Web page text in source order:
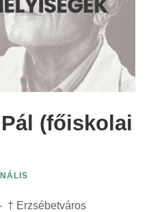
(főiskolai
† Erzsébetváros